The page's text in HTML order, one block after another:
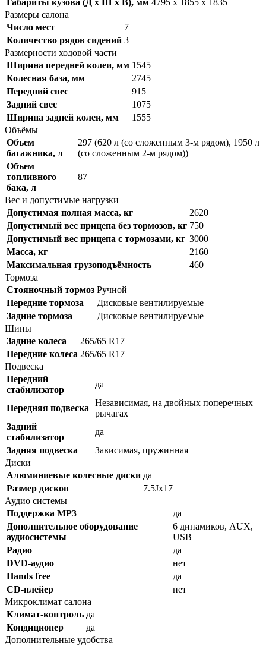
Габариты кузова (Д x Ш x В), мм 4795 x 1855 x 1835
Размеры салона
Число мест
7
Количество рядов сидений 3
Размерности ходовой части
Ширина передней колеи, мм 1545
Колесная база, мм
2745
Передний свес
915
Задний свес
1075
Ширина задней колеи, мм
1555
Объёмы
Объем
багажника, л
297 (620 л (со сложенным 3-м рядом), 1950 л
(со сложенным 2-м рядом))
Объем
топливного
бака, л
87
Вес и допустимые нагрузки
Допустимая полная масса, кг
2620
Допустимый вес прицепа без тормозов, кг 750
Допустимый вес прицепа с тормозами, кг 3000
Масса, кг
2160
Максимальная грузоподъёмность
460
Тормоза
Стояночный тормоз Ручной
Передние тормоза
Дисковые вентилируемые
Задние тормоза
Дисковые вентилируемые
Шины
Задние колеса
265/65 R17
Передние колеса 265/65 R17
Подвеска
Передний
стабилизатор
да
Передняя подвеска
Независимая, на двойных поперечных
рычагах
Задний
стабилизатор
да
Задняя подвеска
Зависимая, пружинная
Диски
Алюминиевые колесные диски да
Размер дисков
7.5Jx17
Аудио системы
Поддержка MP3
да
Дополнительное оборудование
аудиосистемы
6 динамиков, AUX,
USB
Радио
да
DVD-аудио
нет
Hands free
да
CD-плейер
нет
Микроклимат салона
Климат-контроль да
Кондиционер
да
Дополнительные удобства